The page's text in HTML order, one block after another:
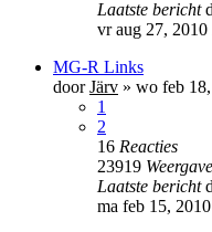
Laatste bericht
vr aug 27, 2010
MG-R Links
doorJärv » wo feb
1
2
16 Reacties
23919
Laatste bericht
ma feb 15,